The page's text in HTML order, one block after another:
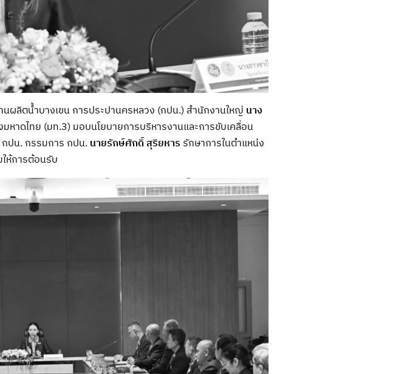
ลิตน้ำบางเขน การประปานครหลวง (กปน.) สำนักงานใหญ่ นาง
าดไทย (มท.3) มอบนโยบายการบริหารงานและการขับเคลื่อน
ปน. กรรมการ กปน. นายรักษ์ศักดิ์ สุริยหาร รักษาการในตำแหน่ง
ห้การต้อนรับ